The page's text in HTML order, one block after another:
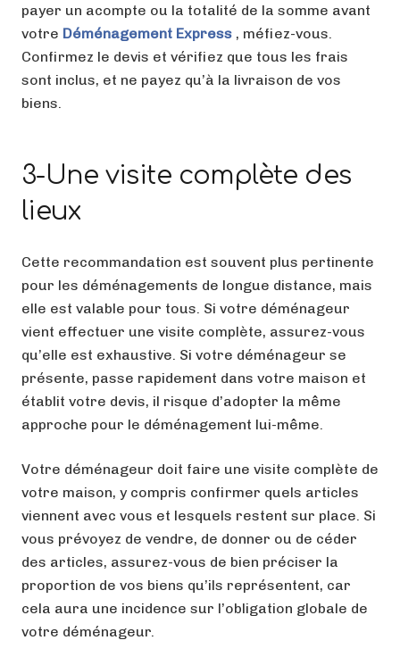
payer un acompte ou la totalité de la somme avant
votre Déménagement Express , méfiez-vous.
Confirmez le devis et vérifiez que tous les frais
sont inclus, et ne payez qu’à la livraison de vos
biens.
3-Une visite complète des
lieux
Cette recommandation est souvent plus pertinente
pour les déménagements de longue distance, mais
elle est valable pour tous. Si votre déménageur
vient effectuer une visite complète, assurez-vous
qu’elle est exhaustive. Si votre déménageur se
présente, passe rapidement dans votre maison et
établit votre devis, il risque d’adopter la même
approche pour le déménagement lui-même.
Votre déménageur doit faire une visite complète de
votre maison, y compris confirmer quels articles
viennent avec vous et lesquels restent sur place. Si
vous prévoyez de vendre, de donner ou de céder
des articles, assurez-vous de bien préciser la
proportion de vos biens qu’ils représentent, car
cela aura une incidence sur l’obligation globale de
votre déménageur.